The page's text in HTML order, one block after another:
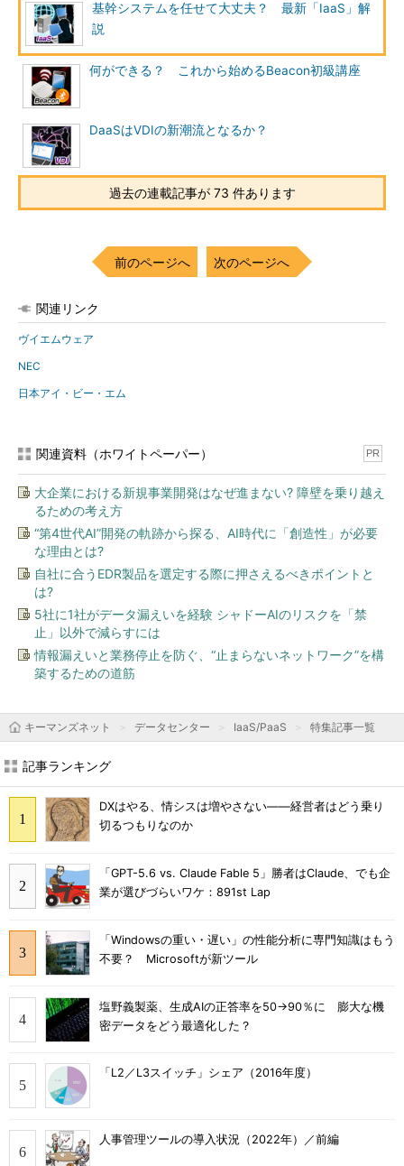
基幹システムを任せて大丈夫？ 最新「IaaS」解
説
何ができる？ これから始めるBeacon初級講座
DaaSはVDIの新潮流となるか？
過去の連載記事が 73 件あります
前のページへ 次のページへ
関連リンク
ヴイエムウェア
NEC
日本アイ・ビー・エム
関連資料（ホワイトペーパー） PR
大企業における新規事業開発はなぜ進まない? 障壁を乗り越え
るための考え方
“第4世代AI”開発の軌跡から探る、AI時代に「創造性」が必要
な理由とは?
自社に合うEDR製品を選定する際に押さえるべきポイントと
は?
5社に1社がデータ漏えいを経験 シャドーAIのリスクを「禁
止」以外で減らすには
情報漏えいと業務停止を防ぐ、“止まらないネットワーク”を構
築するための道筋
キーマンズネット データセンター IaaS/PaaS 特集記事一覧
記事ランキング
DXはやる、情シスは増やさない――経営者はどう乗り
切るつもりなのか
「GPT-5.6 vs. Claude Fable 5」勝者はClaude、でも企
業が選びづらいワケ：891st Lap
「Windowsの重い・遅い」の性能分析に専門知識はもう
不要？ Microsoftが新ツール
塩野義製薬、生成AIの正答率を50→90％に 膨大な機
密データをどう最適化した？
「L2／L3スイッチ」シェア（2016年度）
人事管理ツールの導入状況（2022年）／前編